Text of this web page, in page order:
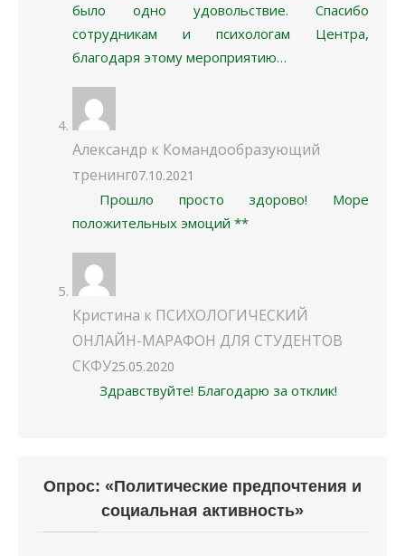
было одно удовольствие. Спасибо
сотрудникам и психологам Центра,
благодаря этому мероприятию…
Александр к Командообразующий
тренинг07.10.2021
Прошло просто здорово! Море
положительных эмоций **
Кристина к ПСИХОЛОГИЧЕСКИЙ
ОНЛАЙН-МАРАФОН ДЛЯ СТУДЕНТОВ
СКФУ25.05.2020
Здравствуйте! Благодарю за отклик!
Опрос: «Политические предпочтения и
социальная активность»